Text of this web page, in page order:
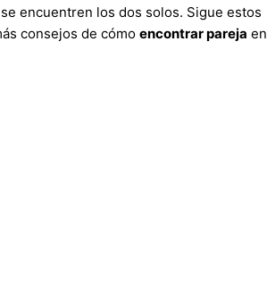
encuentren los dos solos. Sigue estos
consejos de cómo encontrar pareja en